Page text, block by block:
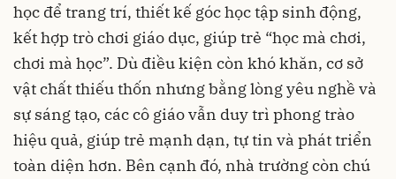
học để trang trí, thiết kế góc học tập sinh động,
kết hợp trò chơi giáo dục, giúp trẻ “học mà chơi,
chơi mà học”. Dù điều kiện còn khó khăn, cơ sở
vật chất thiếu thốn nhưng bằng lòng yêu nghề và
sự sáng tạo, các cô giáo vẫn duy trì phong trào
hiệu quả, giúp trẻ mạnh dạn, tự tin và phát triển
toàn diện hơn. Bên cạnh đó, nhà trường còn chú